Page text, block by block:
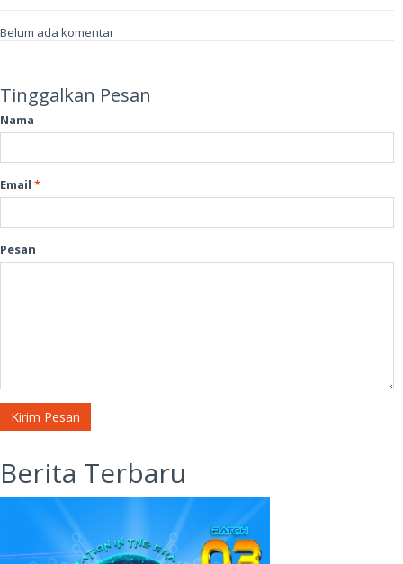
Belum ada komentar
Tinggalkan Pesan
Nama
Email *
Pesan
Kirim Pesan
Berita Terbaru